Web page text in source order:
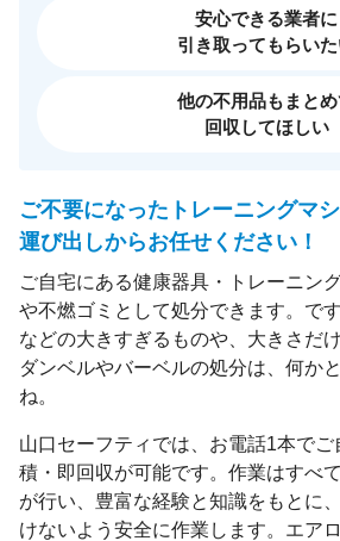
安心できる業者に
引き取ってもらい
他の不用品もまとめ
回収してほしい
ご不要になったトレーニングマ
運び出しからお任せください！
ご自宅にある健康器具・トレーニン
や不燃ゴミとして処分できます。で
などの大きすぎるものや、大きさだ
ダンベルやバーベルの処分は、何か
ね。
山口セーフティでは、お電話1本で
積・即回収が可能です。作業はすべ
が行い、豊富な経験と知識をもとに
けないよう安全に作業します。エア